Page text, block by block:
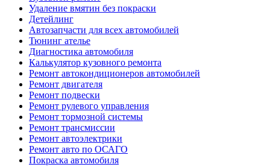
Удаление вмятин без покраски
Детейлинг
Автозапчасти для всех автомобилей
Тюнинг ателье
Диагностика автомобиля
Калькулятор кузовного ремонта
Ремонт автокондиционеров автомобилей
Ремонт двигателя
Ремонт подвески
Ремонт рулевого управления
Ремонт тормозной системы
Ремонт трансмиссии
Ремонт автоэлектрики
Ремонт авто по ОСАГО
Покраска автомобиля